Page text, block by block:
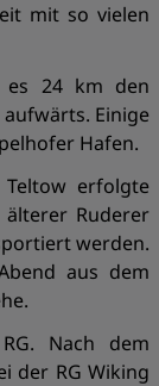
mit so vielen
es 24 km den
Einige
Hafen.
erfolgte
Ruderer
werden.
aus dem
Nach dem
der RG Wiking